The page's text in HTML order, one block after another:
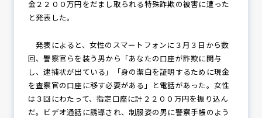
防犯セミナー
防犯対策情報
防犯協力会について
金２２００万円をだまし取られる特殊詐欺の被害に遭った
と発表した。
発表によると、女性のスマートフォンに３月３日から数
回、警察官らを装う男から「あなたの口座が詐欺に関与
し、逮捕状が出ている」「身の潔白を証明するために現金
を査察官の口座に移す必要がある」と電話があった。女性
は３回にわたって、指定口座に計２２００万円を振り込ん
だ。ビデオ通話に誘導され、制服姿の男に警察手帳のよう